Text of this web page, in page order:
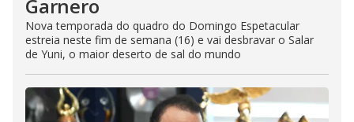
Garnero
Nova temporada do quadro do Domingo Espetacular
estreia neste fim de semana (16) e vai desbravar o Salar
de Yuni, o maior deserto de sal do mundo